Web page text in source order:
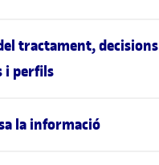
tractament, decisions
i perfils
la informació